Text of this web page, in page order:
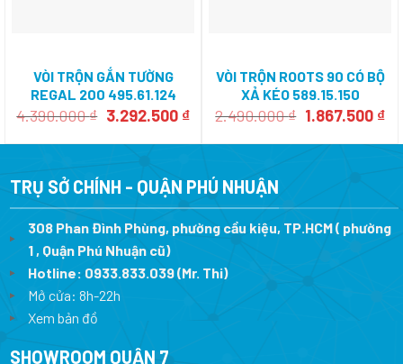
VÒI TRỘN GẮN TƯỜNG
REGAL 200 495.61.124
4.390.000₫ Giá
là:
3.292.500 ₫Giá
tại
3.292.500 ₫.
VÒI TRỘN ROOTS 90 CÓ BỘ
XẢ KÉO 589.15.150
2.490.000₫ Giá
là:
1.867.500 ₫
tại
TRỤ SỞ CHÍNH - QUẬN PHÚ NHUẬN
308 Phan Đình Phùng, phường cầu kiệu, TP.HCM ( phường
1 , Quận Phú Nhuận cũ)
Hotline: 0933.833.039(Mr. Thi)
Mở cửa: 8h-22h
Xem bản đồ
SHOWROOM QUẬN 7